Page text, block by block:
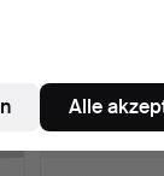
Alle